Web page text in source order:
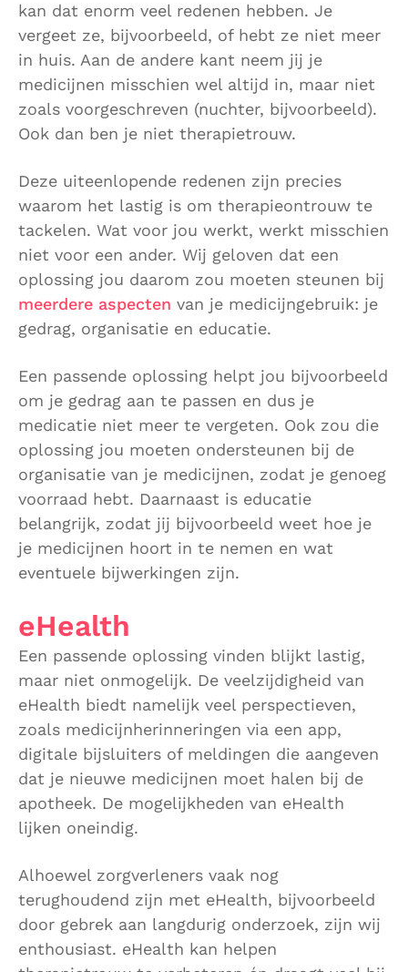
kan dat enorm veel redenen hebben. Je
vergeet ze, bijvoorbeeld, of hebt ze niet meer
in huis. Aan de andere kant neem jij je
medicijnen misschien wel altijd in, maar niet
zoals voorgeschreven (nuchter, bijvoorbeeld).
Ook dan ben je niet therapietrouw.
Deze uiteenlopende redenen zijn precies
waarom het lastig is om therapieontrouw te
tackelen. Wat voor jou werkt, werkt misschien
niet voor een ander. Wij geloven dat een
oplossing jou daarom zou moeten steunen bij
meerdere aspecten van je medicijngebruik: je
gedrag, organisatie en educatie.
Een passende oplossing helpt jou bijvoorbeeld
om je gedrag aan te passen en dus je
medicatie niet meer te vergeten. Ook zou die
oplossing jou moeten ondersteunen bij de
organisatie van je medicijnen, zodat je genoeg
voorraad hebt. Daarnaast is educatie
belangrijk, zodat jij bijvoorbeeld weet hoe je
je medicijnen hoort in te nemen en wat
eventuele bijwerkingen zijn.
eHealth
Een passende oplossing vinden blijkt lastig,
maar niet onmogelijk. De veelzijdigheid van
eHealth biedt namelijk veel perspectieven,
zoals medicijnherinneringen via een app,
digitale bijsluiters of meldingen die aangeven
dat je nieuwe medicijnen moet halen bij de
apotheek. De mogelijkheden van eHealth
lijken oneindig.
Alhoewel zorgverleners vaak nog
terughoudend zijn met eHealth, bijvoorbeeld
door gebrek aan langdurig onderzoek, zijn wij
enthousiast. eHealth kan helpen